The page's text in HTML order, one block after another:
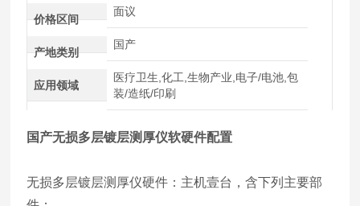
价格区间
面议
产地类别
国产
应用领域
医疗卫生,化工,生物产业,电子/电池,包
装/造纸/印刷
国产无损多层镀层测厚仪软硬件配置
无损多层镀层测厚仪硬件：主机壹台，含下列主要部